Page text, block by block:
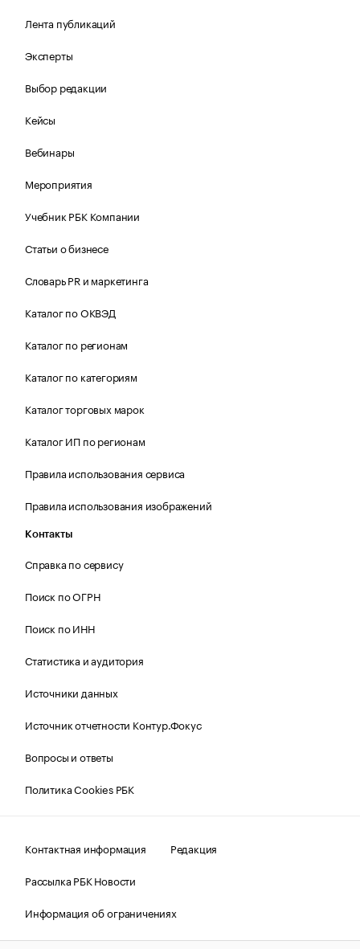
Лента публикаций
Эксперты
Выбор редакции
Кейсы
Вебинары
Мероприятия
Учебник РБК Компании
Статьи о бизнесе
Словарь PR и маркетинга
Каталог по ОКВЭД
Каталог по регионам
Каталог по категориям
Каталог торговых марок
Каталог ИП по регионам
Правила использования сервиса
Правила использования изображений
Контакты
Справка по сервису
Поиск по ОГРН
Поиск по ИНН
Статистика и аудитория
Источники данных
Источник отчетности Контур.Фокус
Вопросы и ответы
Политика Cookies РБК
Контактная информация
Редакция
Рассылка РБК Новости
Информация об ограничениях
Правовая информация
О соблюдении авторских прав